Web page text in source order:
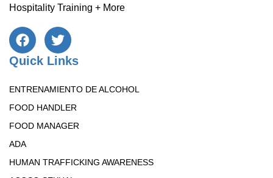
Hospitality Training + More
Quick Links
ENTRENAMIENTO DE ALCOHOL
FOOD HANDLER
FOOD MANAGER
ADA
HUMAN TRAFFICKING AWARENESS